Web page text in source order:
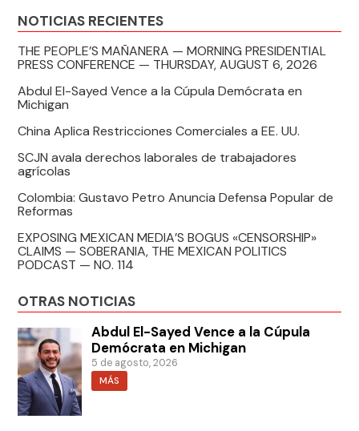
NOTICIAS RECIENTES
THE PEOPLE’S MAÑANERA — MORNING PRESIDENTIAL
PRESS CONFERENCE — THURSDAY, AUGUST 6, 2026
Abdul El-Sayed Vence a la Cúpula Demócrata en
Michigan
China Aplica Restricciones Comerciales a EE. UU.
SCJN avala derechos laborales de trabajadores
agrícolas
Colombia: Gustavo Petro Anuncia Defensa Popular de
Reformas
EXPOSING MEXICAN MEDIA’S BOGUS «CENSORSHIP»
CLAIMS — SOBERANIA, THE MEXICAN POLITICS
PODCAST — NO. 114
OTRAS NOTICIAS
Abdul El-Sayed Vence a la Cúpula
Demócrata en Michigan
5 de agosto, 2026
MÁS